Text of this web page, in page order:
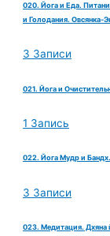
020. Йога и Еда.
и Голодания. Овсянка-
3 Записи
021. Йога и
1 Запись
022. Йога Мудр и
3 Записи
023. Медитация. Дхяна